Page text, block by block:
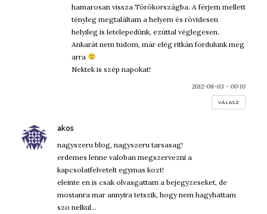
hamarosan vissza Törökországba. A férjem mellett
tényleg megtaláltam a helyem és rövidesen
helyileg is letelepedünk, ezúttal véglegesen.
Ankarát nem tudom, már elég ritkán fordulunk meg
arra
Nektek is szép napokat!
2012-08-03 - 00:10
VÁLASZ
akos
nagyszeru blog, nagyszeru tarsasag!
erdemes lenne valoban megszervezni a
kapcsolatfelvetelt egymas kozt!
eleinte en is csak olvasgattam a bejegyzeseket, de
mostanra mar annyira tetszik, hogy nem hagyhattam
szo nelkul…